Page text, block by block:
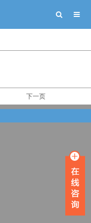
下一页